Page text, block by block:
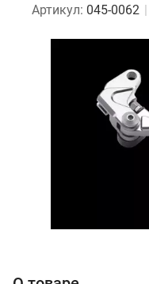
Артикул: 045-0062